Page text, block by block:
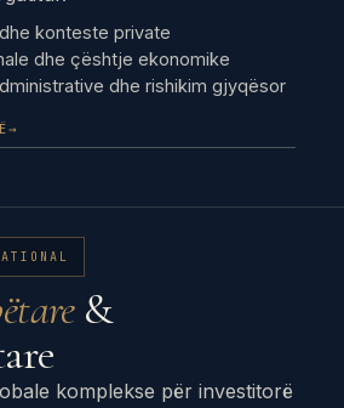
konteste private
dhe çështje ekonomike
dhe rishikim gjyqësor
→
&
komplekse për investitorë